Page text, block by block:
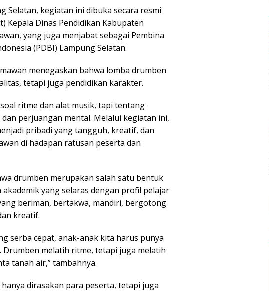
Selatan, kegiatan ini dibuka secara resmi
Kepala Dinas Pendidikan Kabupaten
yang juga menjabat sebagai Pembina
(PDBI) Lampung Selatan.
menegaskan bahwa lomba drumben
tetapi juga pendidikan karakter.
ritme dan alat musik, tapi tentang
perjuangan mental. Melalui kegiatan ini,
pribadi yang tangguh, kreatif, dan
di hadapan ratusan peserta dan
drumben merupakan salah satu bentuk
yang selaras dengan profil pelajar
beriman, bertakwa, mandiri, bergotong
kreatif.
serba cepat, anak-anak kita harus punya
Drumben melatih ritme, tetapi juga melatih
tanah air,” tambahnya.
dirasakan para peserta, tetapi juga